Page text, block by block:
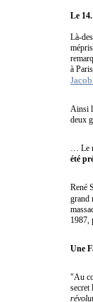
Le
Là-
à
Ainsi
deux
… Le
été
René
grand
1987,
Une
"Au
secret